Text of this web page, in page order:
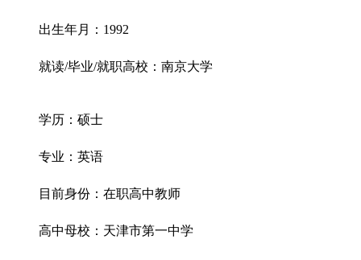
出生年月：1992
就读/毕业/就职高校：南京大学
学历：硕士
专业：英语
目前身份：在职高中教师
高中母校：天津市第一中学